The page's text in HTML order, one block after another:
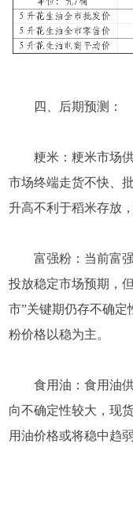
四、后期预测：
粳米：粳米市场
市场终端走货不快、
升高不利于稻米存放
富强粉：当前富
投放稳定市场预期，
市”关键期仍存不确
粉价格以稳为主。
食用油：食用油
向不确定性较大，现
用油价格或将稳中趋弱